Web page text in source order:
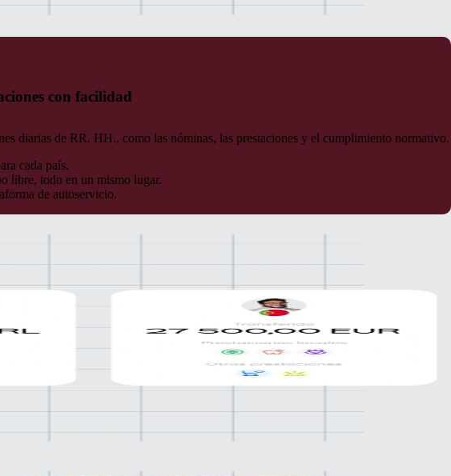
con facilidad
diarias de RR. HH., como las nóminas, las prestaciones y el cumplimiento normativo.
cada país.
libre, todo en un mismo lugar.
de autoservicio.